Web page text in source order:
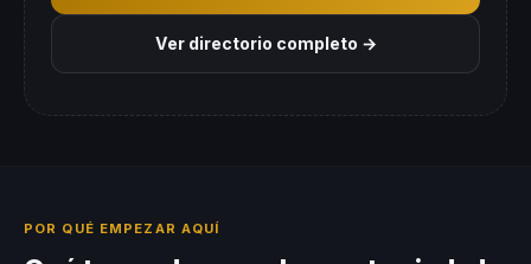
Ver directorio completo →
POR QUÉ EMPEZAR AQUÍ